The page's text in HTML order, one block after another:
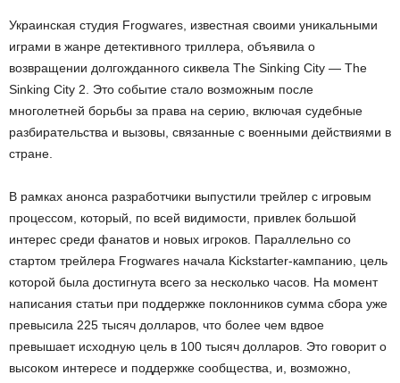
Украинская студия Frogwares, известная своими уникальными
играми в жанре детективного триллера, объявила о
возвращении долгожданного сиквела The Sinking City — The
Sinking City 2. Это событие стало возможным после
многолетней борьбы за права на серию, включая судебные
разбирательства и вызовы, связанные с военными действиями в
стране.
В рамках анонса разработчики выпустили трейлер с игровым
процессом, который, по всей видимости, привлек большой
интерес среди фанатов и новых игроков. Параллельно со
стартом трейлера Frogwares начала Kickstarter-кампанию, цель
которой была достигнута всего за несколько часов. На момент
написания статьи при поддержке поклонников сумма сбора уже
превысила 225 тысяч долларов, что более чем вдвое
превышает исходную цель в 100 тысяч долларов. Это говорит о
высоком интересе и поддержке сообщества, и, возможно,